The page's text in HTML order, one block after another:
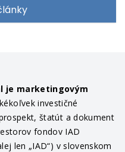
je marketingovým
investičné
štatút a dokument
fondov IAD
len „IAD“) v slovenskom